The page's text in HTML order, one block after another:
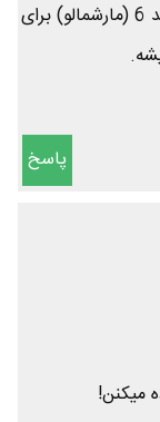
بهتره یه پست هم بزارید در مورد اینکه اندروید 6 (مارشمالو) برای
پاسخ
میکنن!